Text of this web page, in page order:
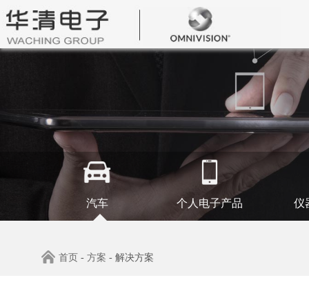
汽车 个人电子产品 仪
首页 - 方案 - 解决方案